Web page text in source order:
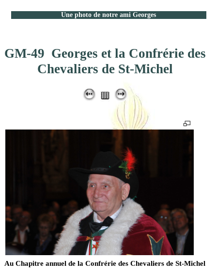
Une photo de notre ami Georges
GM-49 Georges et la Confrérie des
Chevaliers de St-Michel
Au Chapitre annuel de la Confrérie des Chevaliers de St-Michel